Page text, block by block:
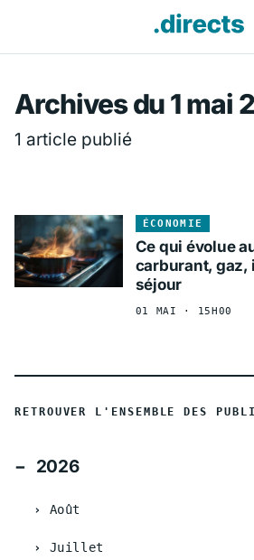
Archives du 1 mai
1 article publié
ÉCONOMIE
Ce qui évolue
carburant, gaz,
séjour
01 MAI · 15H00
RETROUVER L'ENSEMBLE DES
2026
Août
Juillet